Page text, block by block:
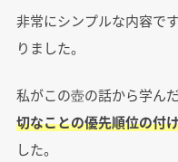
非常にシンプルな内容で
りました。
私がこの壺の話から学んだ
切なことの優先順位の付
した。